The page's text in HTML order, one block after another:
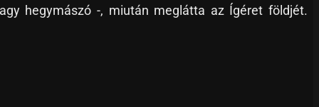
hegymászó -, miután meglátta az Ígéret földjét.